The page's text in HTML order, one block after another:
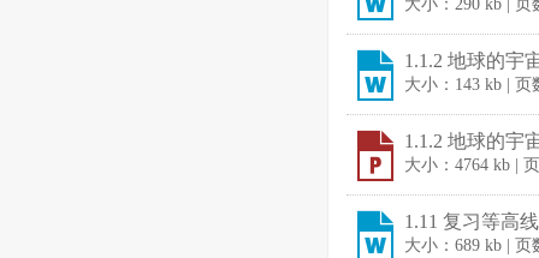
大小：290 kb |
1.1.2 地球的宇
大小：143 kb |
1.1.2 地球的宇
大小：4764 kb |
1.11 复习等高
大小：689 kb |